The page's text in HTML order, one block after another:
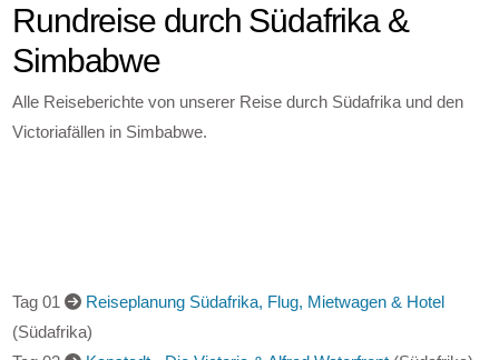
Rundreise durch Südafrika &
Simbabwe
Alle Reiseberichte von unserer Reise durch Südafrika und den
Victoriafällen in Simbabwe.
Tag 01
Reiseplanung Südafrika, Flug, Mietwagen & Hotel